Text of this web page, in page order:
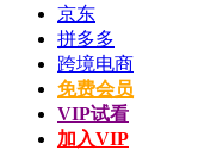
京东
拼多多
跨境电商
免费会员
VIP试看
加入VIP